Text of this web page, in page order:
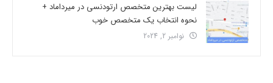
لیست بهترین متخصص ارتودنسی در میرداماد +
نحوه انتخاب یک متخصص خوب
نوامبر 2, 2024